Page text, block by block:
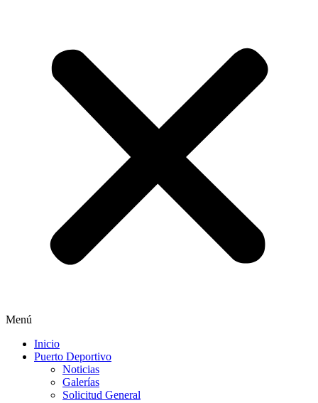
Menú
Inicio
Puerto Deportivo
Noticias
Galerías
Solicitud General